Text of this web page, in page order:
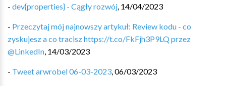
- dev{properties} - Cągły rozwój, 14/04/2023
- Przeczytaj mój najnowszy artykuł: Review kodu - co
zyskujesz a co tracisz https://t.co/FkFjh3P9LQ przez
@LinkedIn, 14/03/2023
- Tweet arwrobel 06-03-2023,06/03/2023